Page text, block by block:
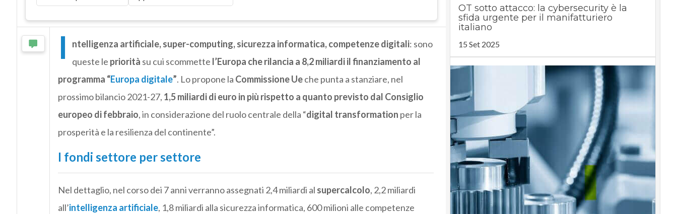
I ntelligenza artificiale, super-computing, sicurezza informatica, competenze digitali: sono
queste le priorità su cui scommette l’Europa che rilancia a 8,2 miliardi il finanziamento al
programma “Europa digitale”. Lo propone la Commissione Ueche punta a stanziare, nel
prossimo bilancio 2021-27, 1,5 miliardi di euro in più rispetto a quanto previsto dal Consiglio
europeo di febbraio, in considerazione del ruolo centrale della “digital transformation per la
prosperità e la resilienza del continente”.
I fondi settore per settore
Nel dettaglio, nel corso dei 7 anni verranno assegnati 2,4 miliardi al supercalcolo, 2,2 miliardi
all’intelligenza artificiale, 1,8 miliardi alla sicurezza informatica, 600 milioni alle competenze
OT sotto attacco: la cybersecurity è la
sfida urgente per il manifatturiero
italiano
15 Set 2025